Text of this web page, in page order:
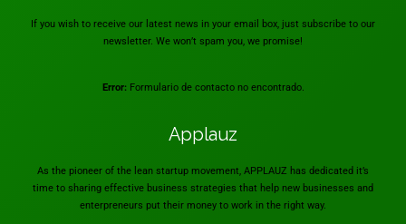
If you wish to receive our latest news in your email box, just subscribe to our
newsletter. We won’t spam you, we promise!
Error:Formulario de contacto no encontrado.
Applauz
As the pioneer of the lean startup movement, APPLAUZ has dedicated it’s
time to sharing effective business strategies that help new businesses and
enterpreneurs put their money to work in the right way.